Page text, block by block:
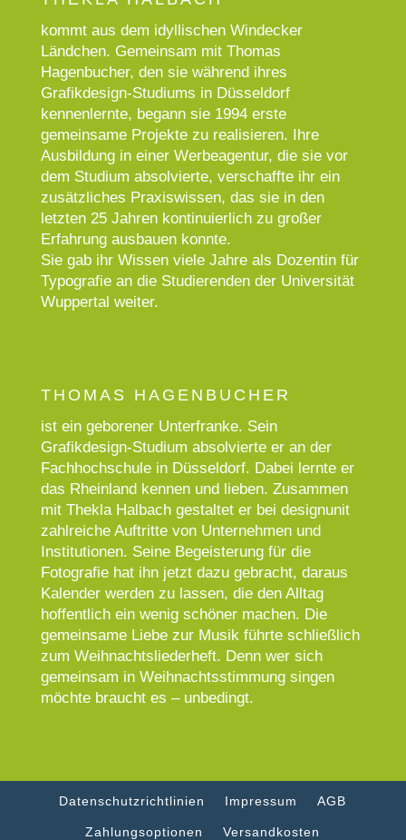
kommt aus dem idyllischen Windecker
Ländchen. Gemeinsam mit Thomas
Hagenbucher, den sie während ihres
Grafikdesign-Studiums in Düsseldorf
kennenlernte, begann sie 1994 erste
gemeinsame Projekte zu realisieren. Ihre
Ausbildung in einer Werbe­agentur, die sie vor
dem Studium absolvierte, verschaffte ihr ein
zusätzliches Praxiswissen, das sie in den
letzten 25 Jahren kontinuierlich zu großer
Erfahrung ausbauen konnte.
Sie gab ihr Wissen viele Jahre als Dozentin für
Typo­grafie an die Studierenden der Universität
Wuppertal weiter.
THOMAS HAGENBUCHER
ist ein geborener Unterfranke. Sein
Grafikdesign-Studium absolvierte er an der
Fachhochschule in Düsseldorf. Dabei lernte er
das Rheinland kennen und lieben. Zusammen
mit Thekla Halbach gestaltet er bei designunit
zahlreiche Auftritte von Unternehmen und
Institutionen. Seine Begeisterung für die
Fotografie hat ihn jetzt dazu gebracht, daraus
Kalender werden zu lassen, die den Alltag
hoffentlich ein wenig schöner machen. Die
gemeinsame Liebe zur Musik führte schließlich
zum Weihnachtsliederheft. Denn wer sich
gemeinsam in Weihnachtsstimmung singen
möchte braucht es – unbedingt.
Datenschutzrichtlinien Impressum AGB
Zahlungsoptionen Versandkosten